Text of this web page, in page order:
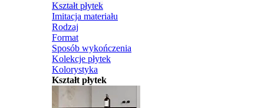
Kształt płytek
Imitacja materiału
Rodzaj
Format
Sposób wykończenia
Kolekcje płytek
Kolorystyka
Kształt płytek